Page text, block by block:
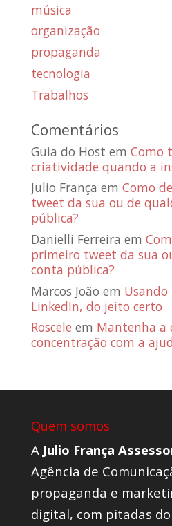
música
organização
propaganda
tecnologia
Trabalhos
Comentários
Guia do Host em Como
criatividade quando a
Julio França em Como
tweet da sua ou de
pública?
Danielli Ferreira em
primeiro tweet da sua
conta pública?
Marcos João em
LinkedIn, do jeito certo
Roscele em Mantenha a
concentração com a
Quem somos
A Julio França
Agência de
propaganda e
digital, com pitadas